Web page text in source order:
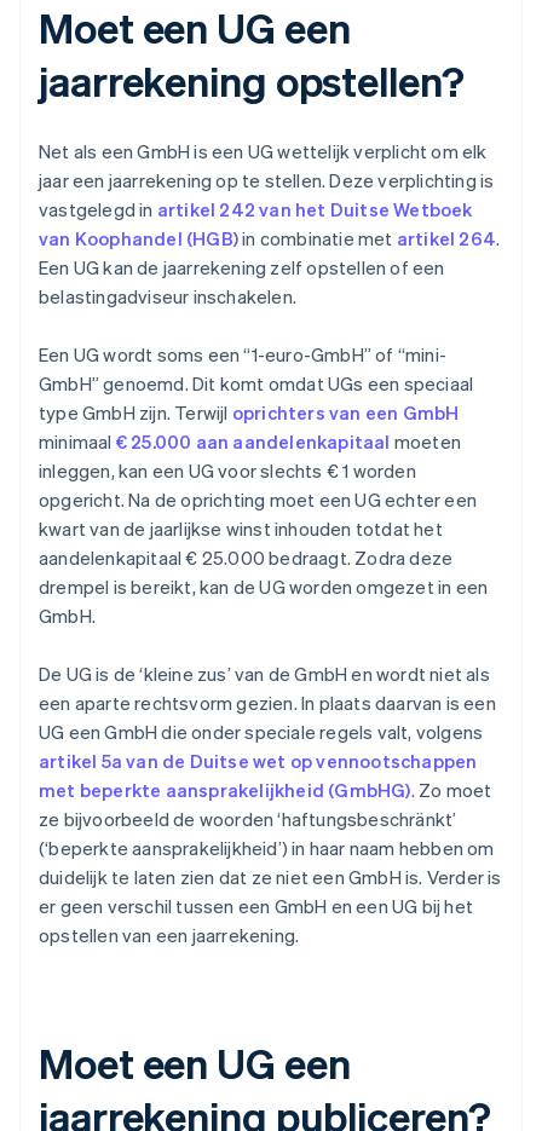
Moet een UG een
jaarrekening opstellen?
Net als een GmbH is een UG wettelijk verplicht om elk
jaar een jaarrekening op te stellen. Deze verplichting is
vastgelegd in artikel 242 van het Duitse Wetboek
van Koophandel (HGB)in combinatie met artikel 264.
Een UG kan de jaarrekening zelf opstellen of een
belastingadviseur inschakelen.
Een UG wordt soms een “1-euro-GmbH” of “mini-
GmbH” genoemd. Dit komt omdat UGs een speciaal
type GmbH zijn. Terwijl oprichters van een GmbH
minimaal € 25.000 aan aandelenkapitaal moeten
inleggen, kan een UG voor slechts € 1 worden
opgericht. Na de oprichting moet een UG echter een
kwart van de jaarlijkse winst inhouden totdat het
aandelenkapitaal € 25.000 bedraagt. Zodra deze
drempel is bereikt, kan de UG worden omgezet in een
GmbH.
De UG is de ‘kleine zus’ van de GmbH en wordt niet als
een aparte rechtsvorm gezien. In plaats daarvan is een
UG een GmbH die onder speciale regels valt, volgens
artikel 5a van de Duitse wet op vennootschappen
met beperkte aansprakelijkheid (GmbHG). Zo moet
ze bijvoorbeeld de woorden ‘haftungsbeschränkt’
(‘beperkte aansprakelijkheid’) in haar naam hebben om
duidelijk te laten zien dat ze niet een GmbH is. Verder is
er geen verschil tussen een GmbH en een UG bij het
opstellen van een jaarrekening.
Moet een UG een
jaarrekening publiceren?